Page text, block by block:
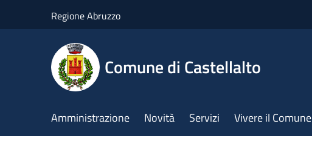
Regione Abruzzo
Comune di Castellalto
Amministrazione Novità Servizi Vivere il Comune